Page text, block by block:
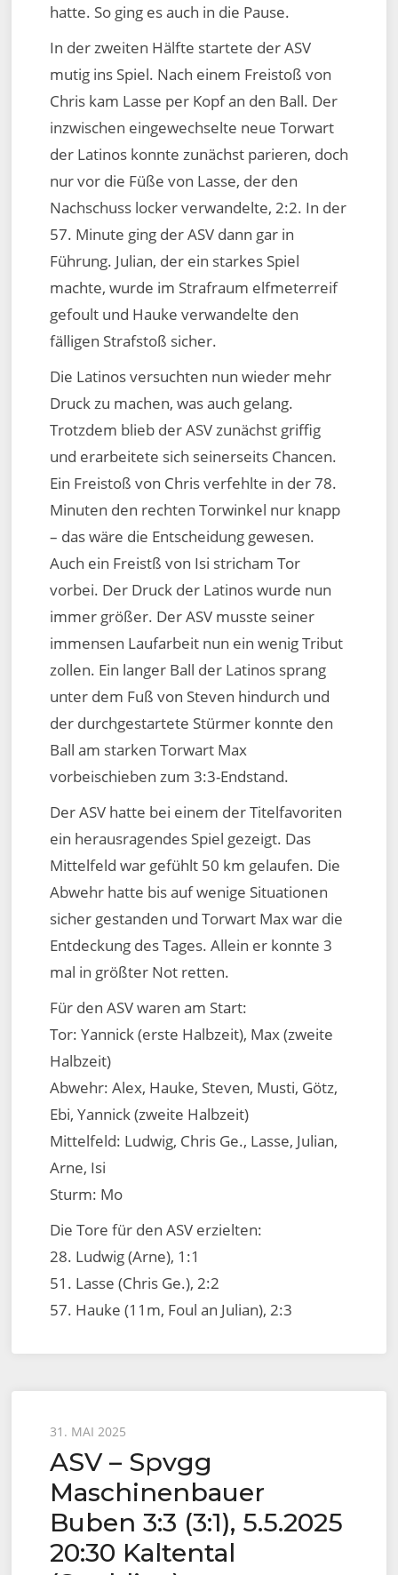
hatte. So ging es auch in die Pause.
In der zweiten Hälfte startete der ASV
mutig ins Spiel. Nach einem Freistoß von
Chris kam Lasse per Kopf an den Ball. Der
inzwischen eingewechselte neue Torwart
der Latinos konnte zunächst parieren, doch
nur vor die Füße von Lasse, der den
Nachschuss locker verwandelte, 2:2. In der
57. Minute ging der ASV dann gar in
Führung. Julian, der ein starkes Spiel
machte, wurde im Strafraum elfmeterreif
gefoult und Hauke verwandelte den
fälligen Strafstoß sicher.
Die Latinos versuchten nun wieder mehr
Druck zu machen, was auch gelang.
Trotzdem blieb der ASV zunächst griffig
und erarbeitete sich seinerseits Chancen.
Ein Freistoß von Chris verfehlte in der 78.
Minuten den rechten Torwinkel nur knapp
– das wäre die Entscheidung gewesen.
Auch ein Freistß von Isi stricham Tor
vorbei. Der Druck der Latinos wurde nun
immer größer. Der ASV musste seiner
immensen Laufarbeit nun ein wenig Tribut
zollen. Ein langer Ball der Latinos sprang
unter dem Fuß von Steven hindurch und
der durchgestartete Stürmer konnte den
Ball am starken Torwart Max
vorbeischieben zum 3:3-Endstand.
Der ASV hatte bei einem der Titelfavoriten
ein herausragendes Spiel gezeigt. Das
Mittelfeld war gefühlt 50 km gelaufen. Die
Abwehr hatte bis auf wenige Situationen
sicher gestanden und Torwart Max war die
Entdeckung des Tages. Allein er konnte 3
mal in größter Not retten.
Für den ASV waren am Start:
Tor: Yannick (erste Halbzeit), Max (zweite
Halbzeit)
Abwehr: Alex, Hauke, Steven, Musti, Götz,
Ebi, Yannick (zweite Halbzeit)
Mittelfeld: Ludwig, Chris Ge., Lasse, Julian,
Arne, Isi
Sturm: Mo
Die Tore für den ASV erzielten:
28. Ludwig (Arne), 1:1
51. Lasse (Chris Ge.), 2:2
57. Hauke (11m, Foul an Julian), 2:3
Posted
on
31. MAI 2025
ASV – Spvgg
Maschinenbauer
Buben 3:3 (3:1), 5.5.2025
20:30 Kaltental